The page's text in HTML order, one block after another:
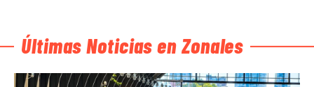
Últimas Noticias en Zonales